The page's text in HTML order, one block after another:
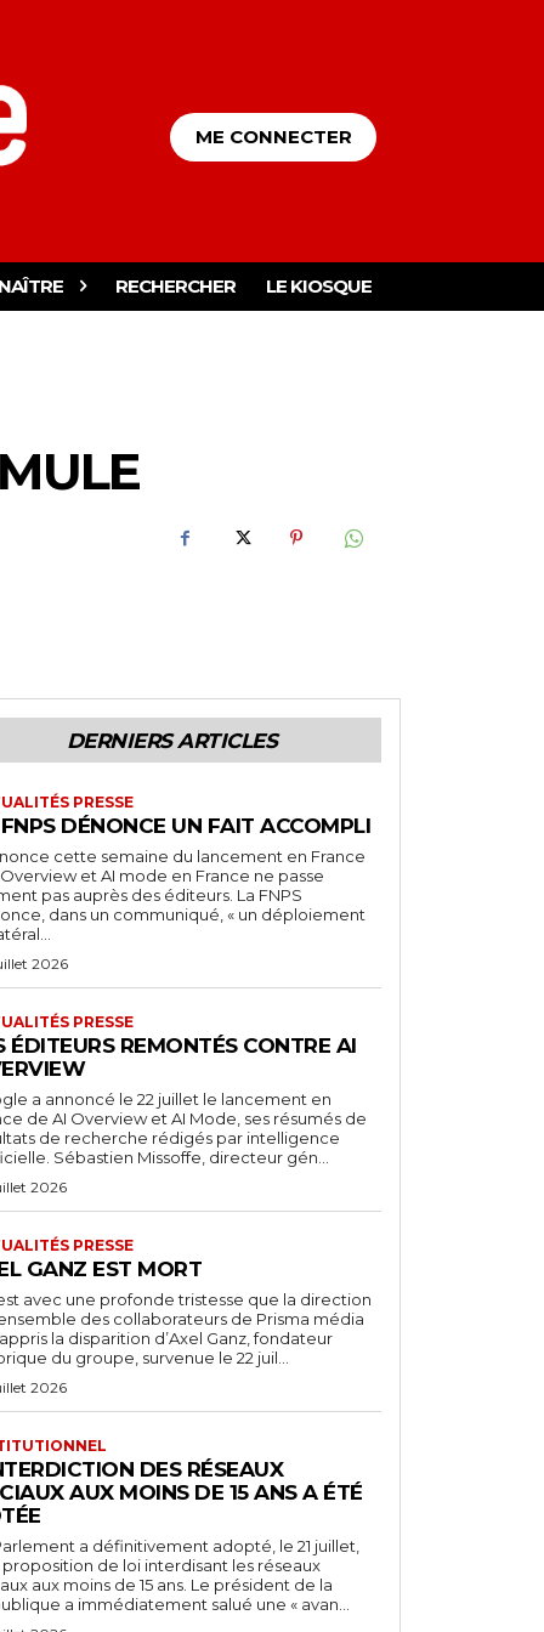
ME CONNECTER
RECHERCHER LE KIOSQUE
DERNIERS ARTICLES
PRESSE
DÉNONCE UN FAIT ACCOMPLI
cette semaine du lancement en France
Overview et AI mode en France ne passe
pas auprès des éditeurs. La FNPS
dans un communiqué, « un déploiement
2026
PRESSE
ÉDITEURS REMONTÉS CONTRE AI
a annoncé le 22 juillet le lancement en
de AI Overview et AI Mode, ses résumés de
de recherche rédigés par intelligence
Sébastien Missoffe, directeur gén...
2026
PRESSE
GANZ EST MORT
avec une profonde tristesse que la direction
des collaborateurs de Prisma média
la disparition d’Axel Ganz, fondateur
du groupe, survenue le 22 juil...
2026
DES RÉSEAUX
AUX MOINS DE 15 ANS A ÉTÉ
a définitivement adopté, le 21 juillet,
proposition de loi interdisant les réseaux
aux moins de 15 ans. Le président de la
a immédiatement salué une « avan...